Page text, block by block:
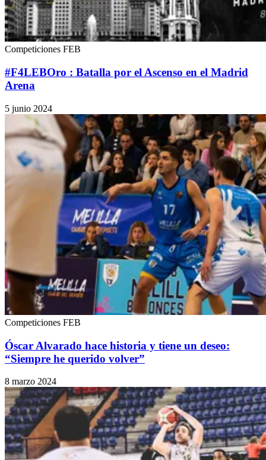
Competiciones FEB
#F4LEBOro : Batalla por el Ascenso en el Madrid
Arena
5 junio 2024
Competiciones FEB
Óscar Alvarado hace historia y tiene un deseo:
“Siempre he querido volver”
8 marzo 2024